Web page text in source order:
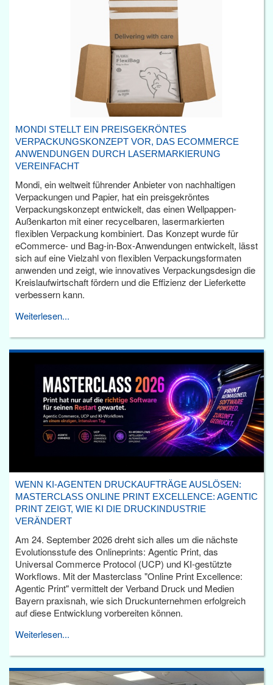
MONDI STELLT EIN PREISGEKRÖNTES
VERPACKUNGSKONZEPT VOR, DAS ECOMMERCE
ANWENDUNGEN DURCH LASERMARKIERUNG
VEREINFACHT
Mondi, ein weltweit führender Anbieter von nachhaltigen
Verpackungen und Papier, hat ein preisgekröntes
Verpackungskonzept entwickelt, das einen Wellpappen-
Außenkarton mit einer recycelbaren, lasermarkierten
flexiblen Verpackung kombiniert. Das Konzept wurde für
eCommerce- und Bag-in-Box-Anwendungen entwickelt, lässt
sich auf eine Vielzahl von flexiblen Verpackungsformaten
anwenden und zeigt, wie innovatives Verpackungsdesign die
Kreislaufwirtschaft fördern und die Effizienz der Lieferkette
verbessern kann.
Weiterlesen...
WENN KI-AGENTEN DRUCKAUFTRÄGE AUSLÖSEN:
MASTERCLASS ONLINE PRINT EXCELLENCE: AGENTIC
PRINT ZEIGT, WIE KI DIE DRUCKINDUSTRIE
VERÄNDERT
Am 24. September 2026 dreht sich alles um die nächste
Evolutionsstufe des Onlineprints: Agentic Print, das
Universal Commerce Protocol (UCP) und KI-gestützte
Workflows. Mit der Masterclass "Online Print Excellence:
Agentic Print" vermittelt der Verband Druck und Medien
Bayern praxisnah, wie sich Druckunternehmen erfolgreich
auf diese Entwicklung vorbereiten können.
Weiterlesen...